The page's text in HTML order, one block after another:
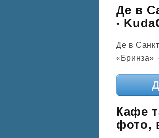
Де в
-
Де в
«Бринза»
Кафе
фото,